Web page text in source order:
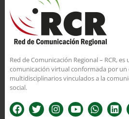
Red de Comunicación Regional – RCR,
comunicación virtual conformada por
multidisciplinarios vinculados a la
social.